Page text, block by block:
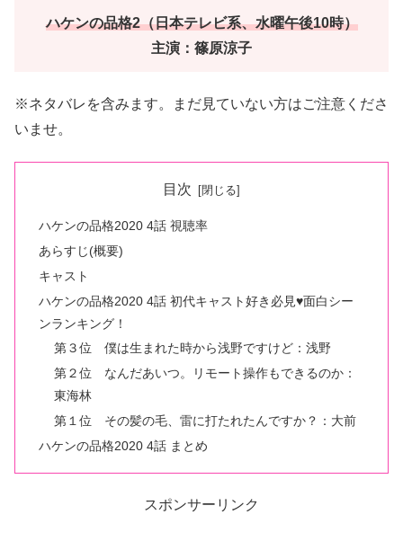
ハケンの品格2（日本テレビ系、水曜午後10時）
主演：篠原涼子
※ネタバレを含みます。まだ見ていない方はご注意くださ
いませ。
目次
ハケンの品格2020 4話 視聴率
あらすじ(概要)
キャスト
ハケンの品格2020 4話 初代キャスト好き必見♥面白シー
ンランキング！
第３位 僕は生まれた時から浅野ですけど：浅野
第２位 なんだあいつ。リモート操作もできるのか：
東海林
第１位 その髪の毛、雷に打たれたんですか？：大前
ハケンの品格2020 4話 まとめ
スポンサーリンク